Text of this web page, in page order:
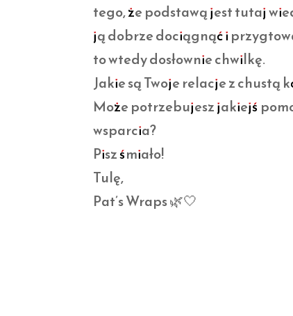
tego, że podstawą jest tutaj
ją dobrze dociągnąć i
to wtedy dosłownie chwilkę.
Jakie są Twoje relacje z chustą
Może potrzebujesz jakiejś
wsparcia?
Pisz śmiało!
Tulę,
Pat’s Wraps 🌿🤍